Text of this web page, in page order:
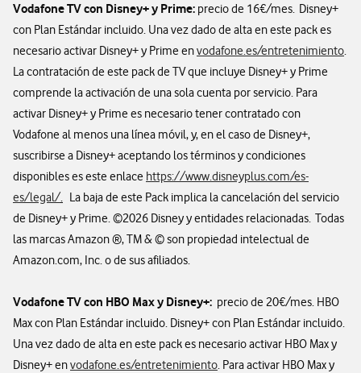
Vodafone TV con Disney+ y Prime: precio de 16€/mes. Disney+
con Plan Estándar incluido. Una vez dado de alta en este pack es
necesario activar Disney+ y Prime envodafone.es/entretenimiento.
La contratación de este pack de TV que incluye Disney+ y Prime
comprende la activación de una sola cuenta por servicio. Para
activar Disney+ y Prime es necesario tener contratado con
Vodafone al menos una línea móvil, y, en el caso de Disney+,
suscribirse a Disney+ aceptando los términos y condiciones
disponibles es este enlace https://www.disneyplus.com/es-
es/legal/. La baja de este Pack implica la cancelación del servicio
de Disney+ y Prime. ©2026 Disney y entidades relacionadas. Todas
las marcas Amazon ®, TM & © son propiedad intelectual de
Amazon.com, Inc. o de sus afiliados.
Vodafone TV con HBO Max y Disney+: precio de 20€/mes. HBO
Max con Plan Estándar incluido. Disney+ con Plan Estándar incluido.
Una vez dado de alta en este pack es necesario activar HBO Max y
Disney+ envodafone.es/entretenimiento. Para activar HBO Max y